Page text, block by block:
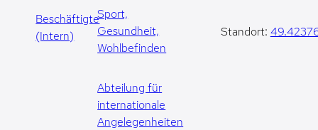
Beschäftigte
(Intern)
Sport,
Gesundheit,
Wohlbefinden
Abteilung für
internationale
Angelegenheiten
Standort: